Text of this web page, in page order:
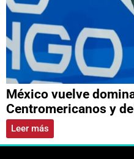
México vuelve
Centromericanos y
Leer más